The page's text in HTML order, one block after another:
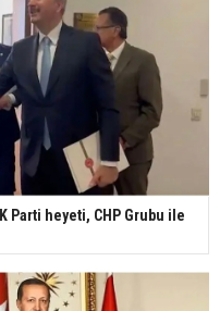
Parti heyeti, CHP Grubu ile